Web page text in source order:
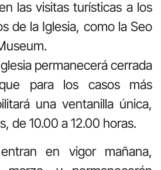
las visitas turísticas a los
de la Iglesia, como la Seo
permanecerá cerrada
para los casos más
una ventanilla única,
de 10.00 a 12.00 horas.
en vigor mañana,